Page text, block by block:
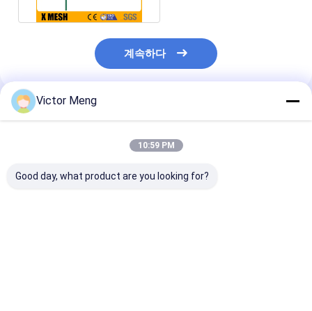
계속하다
추천된 제품
Victor Meng
10:59 PM
Good day, what product are you looking for?